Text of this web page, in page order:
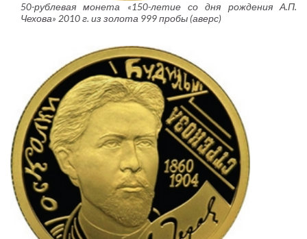
50-рублевая монета «150-летие со дня рождения А.П.
Чехова» 2010 г. из золота 999 пробы (аверс)